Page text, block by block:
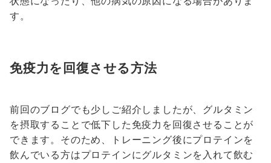
す。
免疫力を回復させる方法
前回のブログでも少しご紹介しましたが、グルタミン
を摂取することで低下した免疫力を回復させることが
できます。そのため、トレーニング後にプロテインを
飲んでいる方はプロテインにグルタミンを入れて飲む